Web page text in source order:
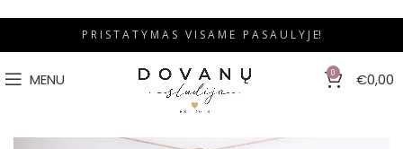
P R I S T A T Y M A S V I S A M E P A S A U L Y J E!
MENU 0 €0,00